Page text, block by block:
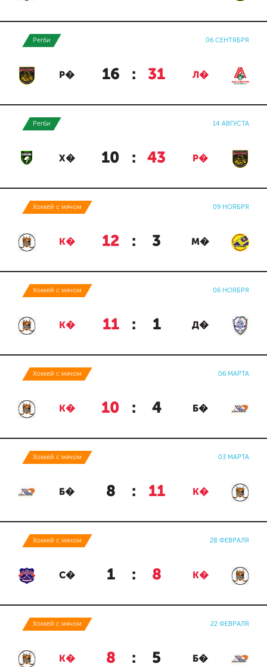
Регби 06 СЕНТЯБРЯ
Р� 16 : 31 Л�
Регби 14 АВГУСТА
Х� 10 : 43 Р�
Хоккей с мячом 09 НОЯБРЯ
К� 12 : 3 М�
Хоккей с мячом 06 НОЯБРЯ
К� 11 : 1 Д�
Хоккей с мячом 06 МАРТА
К� 10 : 4 Б�
Хоккей с мячом 03 МАРТА
Б� 8 : 11 К�
Хоккей с мячом 28 ФЕВРАЛЯ
С� 1 : 8 К�
Хоккей с мячом 22 ФЕВРАЛЯ
К� 8 : 5 Б�